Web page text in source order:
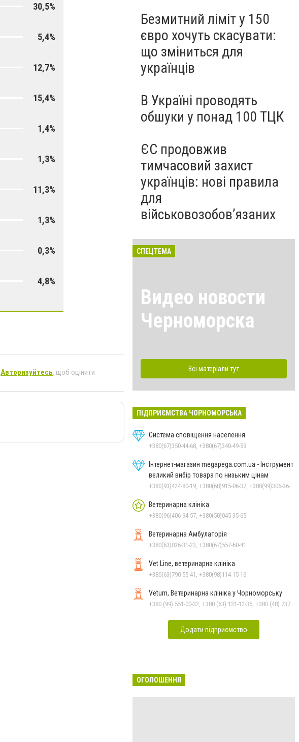
30,5%
5,4%
12,7%
15,4%
1,4%
1,3%
11,3%
1,3%
0,3%
4,8%
Авторизуйтесь, щоб оцінити
Безмитний ліміт у 150
євро хочуть скасувати:
що зміниться для
українців
В Україні проводять
обшуки у понад 100 ТЦК
ЄС продовжив
тимчасовий захист
українців: нові правила
для
військовозобов’язаних
СПЕЦТЕМА
Видео новости
Черноморска
Всі матеріали тут
ПІДПРИЄМСТВА ЧОРНОМОРСЬКА
Система сповіщення населення
+380(67)350-44-68, +380(67)340-49-59
Інтернет-магазин megapega.com.ua - Інструмент
великий вибір товара по низьким цінам
Ветеринарна клініка
+380(96)406-94-57, +380(50)045-35-65
Ветеринарна Амбулаторія
+380(63)036-31-23, +380(67)557-60-41
Vet Line, ветеринарна клініка
+380(63)790-55-41, +380(98)114-15-16
Vetum, Ветеринарна клініка у Чорноморську
Додати підприємство
ОГОЛОШЕННЯ